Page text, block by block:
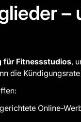
–
für Fitnessstudios,
die
Online-